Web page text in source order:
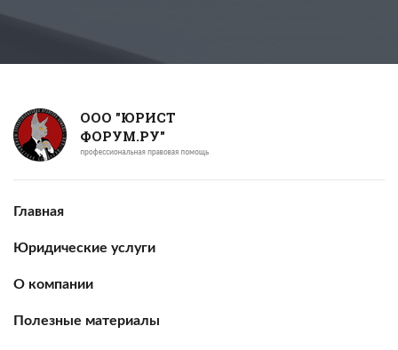
ООО "ЮРИСТ
ФОРУМ.РУ"
Главная
Юридические услуги
О компании
Полезные материалы